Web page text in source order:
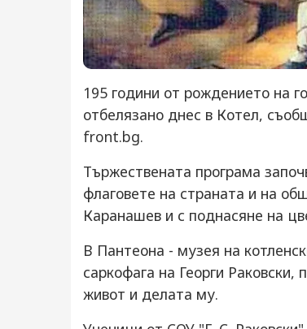
195 години от рождението на
отбелязано днес в Котел,
front.bg.
Тържествената програма
флаговете на страната и на
Каранашев и с поднасяне на
В Пантеона - музея на
саркофага на Георги
живот и делата му.